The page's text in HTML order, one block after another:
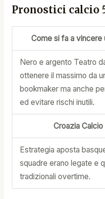
Pronostici calcio
Come si fa a vincere
Nero e argento Teatro
ottenere il massimo da
bookmaker ma anche
ed evitare rischi inutili.
Croazia
Estrategia aposta
squadre erano legate e
tradizionali overtime.